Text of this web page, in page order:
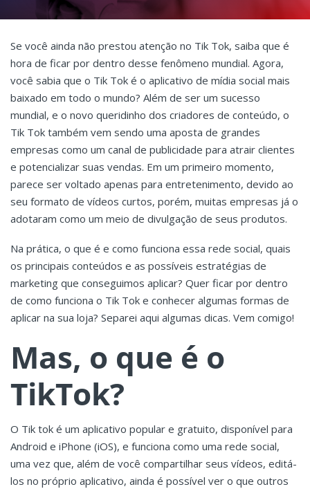
Se você ainda não prestou atenção no Tik Tok, saiba que é
hora de ficar por dentro desse fenômeno mundial. Agora,
você sabia que o Tik Tok é o aplicativo de mídia social mais
baixado em todo o mundo? Além de ser um sucesso
mundial, e o novo queridinho dos criadores de conteúdo, o
Tik Tok também vem sendo uma aposta de grandes
empresas como um canal de publicidade para atrair clientes
e potencializar suas vendas. Em um primeiro momento,
parece ser voltado apenas para entretenimento, devido ao
seu formato de vídeos curtos, porém, muitas empresas já o
adotaram como um meio de divulgação de seus produtos.
Na prática, o que é e como funciona essa rede social, quais
os principais conteúdos e as possíveis estratégias de
marketing que conseguimos aplicar? Quer ficar por dentro
de como funciona o Tik Tok e conhecer algumas formas de
aplicar na sua loja? Separei aqui algumas dicas. Vem comigo!
Mas, o que é o
TikTok?
O Tik tok é um aplicativo popular e gratuito, disponível para
Android e iPhone (iOS), e funciona como uma rede social,
uma vez que, além de você compartilhar seus vídeos, editá-
los no próprio aplicativo, ainda é possível ver o que outros